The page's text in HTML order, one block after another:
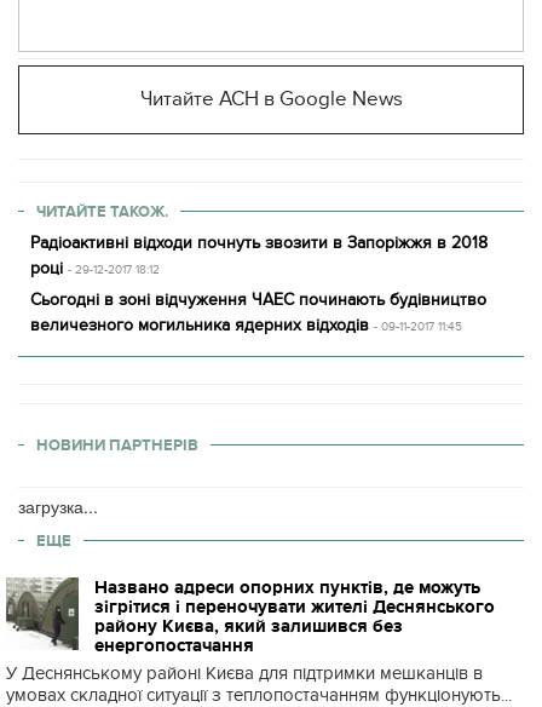
Читайте АСН в Google News
ЧИТАЙТЕ ТАКОЖ.
Радіоактивні відходи почнуть звозити в Запоріжжя в 2018
році - 29-12-2017 18:12
Сьогодні в зоні відчуження ЧАЕС починають будівництво
величезного могильника ядерних відходів - 09-11-2017 11:45
НОВИНИ ПАРТНЕРІВ
загрузка...
ЕЩЕ
Названо адреси опорних пунктів, де можуть
зігрітися і переночувати жителі Деснянського
району Києва, який залишився без
енергопостачання
У Деснянському районі Києва для підтримки мешканців в
умовах складної ситуації з теплопостачанням функціонують...